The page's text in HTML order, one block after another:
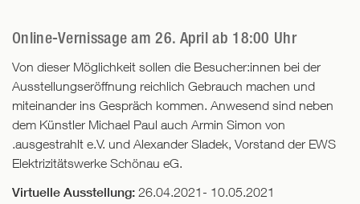
Online-Vernissage am 26. April ab 18:00 Uhr
Von dieser Möglichkeit sollen die Besucher:innen bei der
Ausstellungseröffnung reichlich Gebrauch machen und
miteinander ins Gespräch kommen. Anwesend sind neben
dem Künstler Michael Paul auch Armin Simon von
.ausgestrahlt e.V. und Alexander Sladek, Vorstand der EWS
Elektrizitätswerke Schönau eG.
Virtuelle Ausstellung: 26.04.2021- 10.05.2021